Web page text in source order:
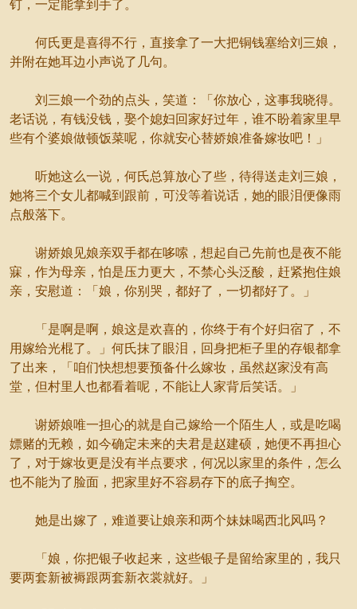
钉，一定能拿到手了。
何氏更是喜得不行，直接拿了一大把铜钱塞给刘三娘，
并附在她耳边小声说了几句。
刘三娘一个劲的点头，笑道：「你放心，这事我晓得。
老话说，有钱没钱，娶个媳妇回家好过年，谁不盼着家里早
些有个婆娘做顿饭菜呢，你就安心替娇娘准备嫁妆吧！」
听她这么一说，何氏总算放心了些，待得送走刘三娘，
她将三个女儿都喊到跟前，可没等着说话，她的眼泪便像雨
点般落下。
谢娇娘见娘亲双手都在哆嗦，想起自己先前也是夜不能
寐，作为母亲，怕是压力更大，不禁心头泛酸，赶紧抱住娘
亲，安慰道：「娘，你别哭，都好了，一切都好了。」
「是啊是啊，娘这是欢喜的，你终于有个好归宿了，不
用嫁给光棍了。」何氏抹了眼泪，回身把柜子里的存银都拿
了出来，「咱们快想想要预备什么嫁妆，虽然赵家没有高
堂，但村里人也都看着呢，不能让人家背后笑话。」
谢娇娘唯一担心的就是自己嫁给一个陌生人，或是吃喝
嫖赌的无赖，如今确定未来的夫君是赵建硕，她便不再担心
了，对于嫁妆更是没有半点要求，何况以家里的条件，怎么
也不能为了脸面，把家里好不容易存下的底子掏空。
她是出嫁了，难道要让娘亲和两个妹妹喝西北风吗？
「娘，你把银子收起来，这些银子是留给家里的，我只
要两套新被褥跟两套新衣裳就好。」